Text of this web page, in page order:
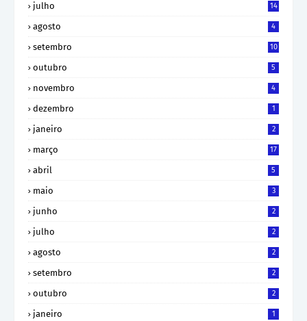
julho 14
agosto 4
setembro 10
outubro 5
novembro 4
dezembro 1
janeiro 2
março 17
abril 5
maio 3
junho 2
julho 2
agosto 2
setembro 2
outubro 2
janeiro 1